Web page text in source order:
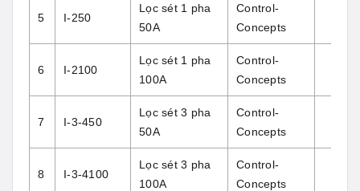
5 I-250
Lọc sét 1 pha
50A
Control-
Concepts
6 I-2100
Lọc sét 1 pha
100A
Control-
Concepts
7 I-3-450
Lọc sét 3 pha
50A
Control-
Concepts
8 I-3-4100
Lọc sét 3 pha
100A
Control-
Concepts